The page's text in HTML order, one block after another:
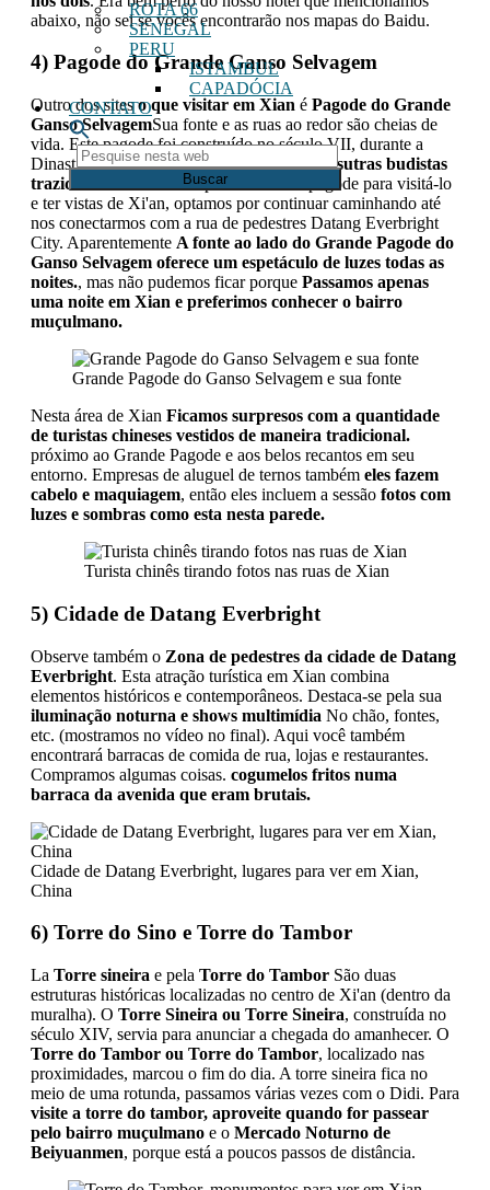
ROTA 66
SENEGAL
PERU
ISTAMBUL
CAPADÓCIA
CONTATO
Pesquise
nesta
web
abaixo, não sei se vocês encontrarão nos mapas do Baidu.
4) Pagode do Grande Ganso Selvagem
Outro dos siteso que visitar em Xian é Pagode do Grande
Ganso SelvagemSua fonte e as ruas ao redor são cheias de
vida. Este pagode foi construído no século VII, durante a
Dinastia Tang.Foi usado para armazenar sutras budistas
trazidos da Índia
. Você pode entrar no pagode para visitá-lo
e ter vistas de Xi'an, optamos por continuar caminhando até
nos conectarmos com a rua de pedestres Datang Everbright
City. Aparentemente A fonte ao lado do Grande Pagode do
Ganso Selvagem oferece um espetáculo de luzes todas as
noites., mas não pudemos ficar porque Passamos apenas
uma noite em Xian e preferimos conhecer o bairro
muçulmano.
Grande Pagode do Ganso Selvagem e sua fonte
Nesta área de Xian Ficamos surpresos com a quantidade
de turistas chineses vestidos de maneira tradicional.
próximo ao Grande Pagode e aos belos recantos em seu
entorno. Empresas de aluguel de ternos também eles fazem
cabelo e maquiagem, então eles incluem a sessão fotos com
luzes e sombras como esta nesta parede.
Turista chinês tirando fotos nas ruas de Xian
5) Cidade de Datang Everbright
Observe também o Zona de pedestres da cidade de Datang
Everbright. Esta atração turística em Xian combina
elementos históricos e contemporâneos. Destaca-se pela sua
iluminação noturna e shows multimídia No chão, fontes,
etc. (mostramos no vídeo no final). Aqui você também
encontrará barracas de comida de rua, lojas e restaurantes.
Compramos algumas coisas. cogumelos fritos numa
barraca da avenida que eram brutais.
Cidade de Datang Everbright, lugares para ver em Xian,
China
6) Torre do Sino e Torre do Tambor
La Torre sineira e pela Torre do Tambor São duas
estruturas históricas localizadas no centro de Xi'an (dentro da
muralha). O Torre Sineira ou Torre Sineira, construída no
século XIV, servia para anunciar a chegada do amanhecer. O
Torre do Tambor ou Torre do Tambor, localizado nas
proximidades, marcou o fim do dia. A torre sineira fica no
meio de uma rotunda, passamos várias vezes com o Didi. Para
visite a torre do tambor, aproveite quando for passear
pelo bairro muçulmano e o Mercado Noturno de
Beiyuanmen, porque está a poucos passos de distância.